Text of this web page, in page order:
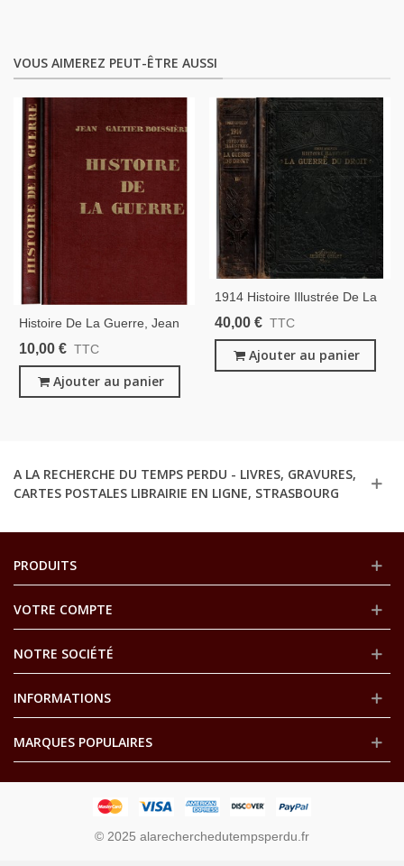
VOUS AIMEREZ PEUT-ÊTRE AUSSI
Histoire De La Guerre, Jean
Galtier-Boissière, 1933 -
Guerre Mondiale,
10,00 € TTC
Ajouter au panier
1914 Histoire Illustrée De La
Guerre Du Droit T2, Emile
1918, Bataille De La Marne,
Guerre Mondiale
40,00 € TTC
Ajouter au panier
A LA RECHERCHE DU TEMPS PERDU - LIVRES, GRAVURES,
CARTES POSTALES LIBRAIRIE EN LIGNE, STRASBOURG
PRODUITS
VOTRE COMPTE
NOTRE SOCIÉTÉ
INFORMATIONS
MARQUES POPULAIRES
© 2025 alarecherchedutempsperdu.fr